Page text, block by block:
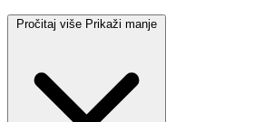
Pročitaj više Prikaži manje